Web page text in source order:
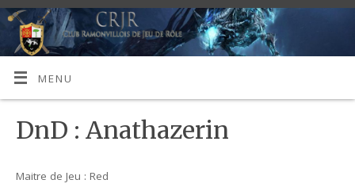
MENU
DnD : Anathazerin
Maitre de Jeu : Red